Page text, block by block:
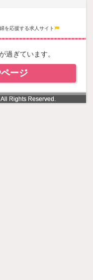
を応援する求人サイト
過ぎています。
ージ
Rights Reserved.